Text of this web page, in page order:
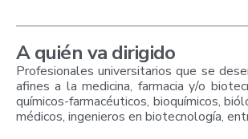
A quién va dirigido
Profesionales universitarios que se
afines a la medicina, farmacia y/o
químicos-farmacéuticos, bioquímicos,
médicos, ingenieros en biotecnología,